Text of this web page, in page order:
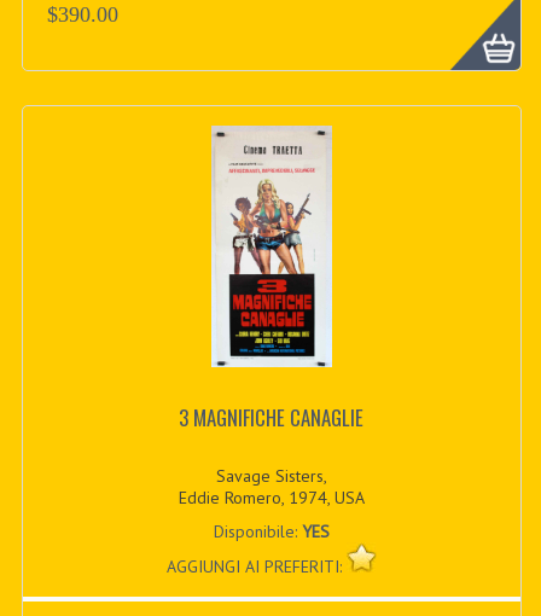
$390.00
3 MAGNIFICHE CANAGLIE
Savage Sisters,
Eddie Romero, 1974, USA
Disponibile: YES
AGGIUNGI AI PREFERITI: